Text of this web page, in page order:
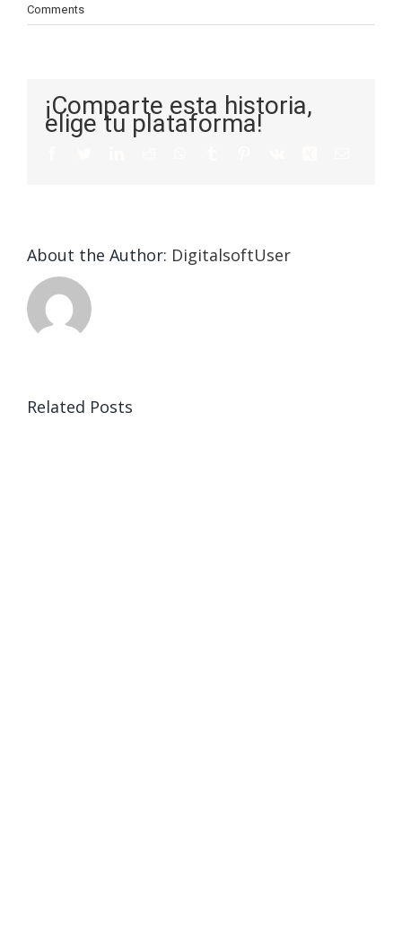
Comments
¡Comparte esta historia,
elige tu plataforma!
About the Author: DigitalsoftUser
Related Posts